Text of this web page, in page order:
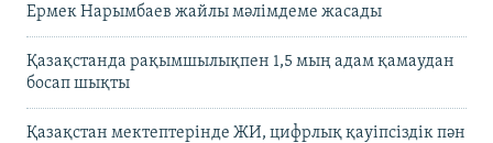
Ермек Нарымбаев жайлы мәлімдеме жасады
Қазақстанда рақымшылықпен 1,5 мың адам қамаудан
босап шықты
Қазақстан мектептерінде ЖИ, цифрлық қауіпсіздік пән